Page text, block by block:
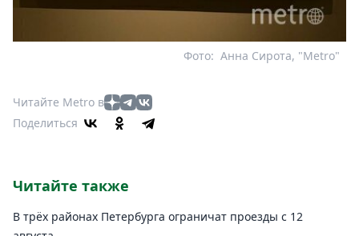
Анна Сирота, "Metro"
Фото:
Читайте Metro в
Поделиться
Читайте также
В трёх районах Петербурга ограничат проезды с 12